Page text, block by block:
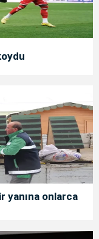
yanına onlarca